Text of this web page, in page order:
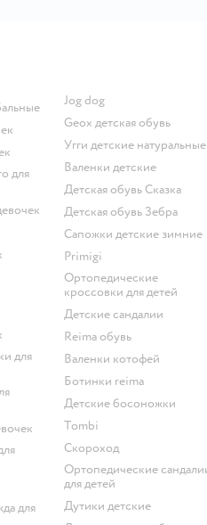
Jog dog
Geox детская обувь
Угги детские натуральные
Валенки детские
Детская обувь Сказка
Детская обувь Зебра
Сапожки детские зимние
Primigi
Ортопедические
кроссовки для детей
Детские сандалии
Reima обувь
Валенки котофей
Ботинки reima
Детские босоножки
Tombi
Скороход
Ортопедические сандалии
для детей
Дутики детские